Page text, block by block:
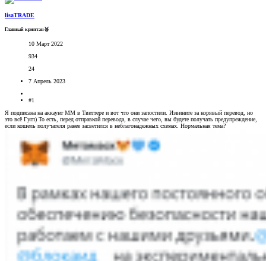
lisaTRADE
Главный криптан🥈
10 Март 2022
934
24
7 Апрель 2023
#1
Я подписана на аккаунт ММ в Твиттере и вот что они запостили. Извините за корявый перевод, но
это всё Гугл) То есть, перед отправкой перевода, в случае чего, вы будете получать предупреждение,
если кошель получателя ранее засветился в неблагонадежных схемах. Нормальная тема?